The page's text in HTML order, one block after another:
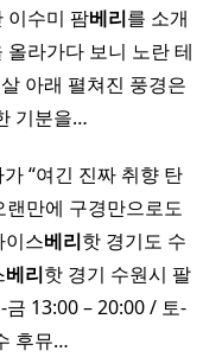
이수미 팜베리를 소개
라가다 보니 노란 테
아래 펼쳐진 풍경은
기분을…
“여긴 진짜 취향 탄
랜만에 구경만으로도
이스베리핫 경기도 수
베리핫 경기 수원시 팔
13:00 – 20:00 / 토-
후뮤…